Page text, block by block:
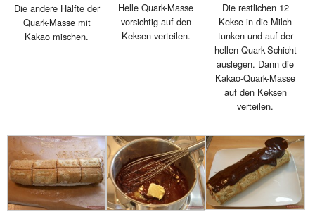
Die andere Hälfte der
Quark-Masse mit
Kakao mischen.
Helle Quark-Masse
vorsichtig auf den
Keksen verteilen.
Die restlichen 12
Kekse in die Milch
tunken und auf der
hellen Quark-Schicht
auslegen. Dann die
Kakao-Quark-Masse
auf den Keksen
verteilen.